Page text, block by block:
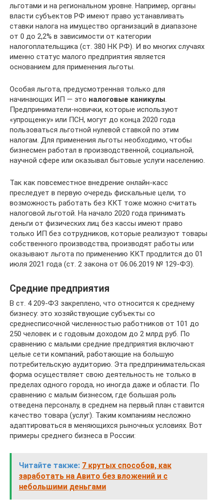
льготами и на региональном уровне. Например, органы
власти субъектов РФ имеют право устанавливать
ставки налога на имущество организаций в диапазоне
от 0 до 2,2% в зависимости от категории
налогоплательщика (ст. 380 НК РФ). И во многих случаях
именно статус малого предприятия является
основанием для применения льготы.
Особая льгота, предусмотренная только для
начинающих ИП — это налоговые каникулы.
Предприниматели-новички, которые используют
«упрощенку» или ПСН, могут до конца 2020 года
пользоваться льготной нулевой ставкой по этим
налогам. Для применения льготы необходимо, чтобы
бизнесмен работал в производственной, социальной,
научной сфере или оказывал бытовые услуги населению.
Так как повсеместное внедрение онлайн-касс
преследует в первую очередь фискальные цели, то
возможность работать без ККТ тоже можно считать
налоговой льготой. На начало 2020 года принимать
деньги от физических лиц без кассы имеют право
только ИП без сотрудников, которые реализуют товары
собственного производства, производят работы или
оказывают льгота по применению ККТ продлится до 01
июля 2021 года (ст. 2 закона от 06.06.2019 № 129-ФЗ).
Средние предприятия
В ст. 4 209-ФЗ закреплено, что относится к среднему
бизнесу: это хозяйствующие субъекты со
среднесписочной численностью работников от 101 до
250 человек и с годовым доходом до 2 млрд руб. По
сравнению с малыми средние предприятия включают
целые сети компаний, работающие на большую
потребительскую аудиторию. Эта предпринимательская
форма осуществляет свою деятельность не только в
пределах одного города, но иногда даже и области. По
сравнению с малым бизнесом, где большая роль
отведена персоналу, в среднем на первый план ставится
качество товара (услуг). Таким компаниям несложно
адаптироваться в меняющихся рыночных условиях. Вот
примеры среднего бизнеса в России:
Читайте также: 7 крутых способов, как
заработать на Авито без вложений и с
небольшими деньгами